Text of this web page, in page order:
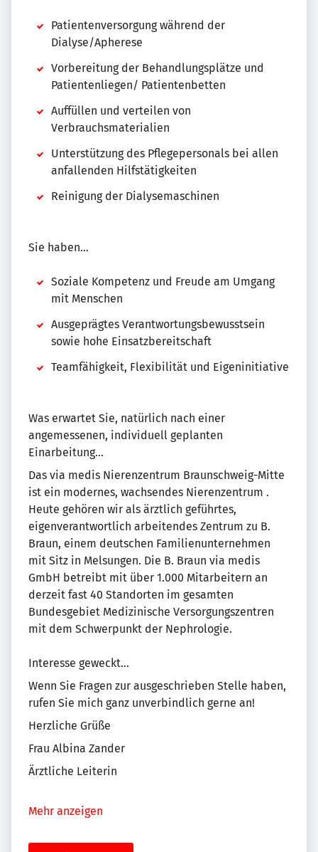
Patientenversorgung während der
Dialyse/Apherese
Vorbereitung der Behandlungsplätze und
Patientenliegen/ Patientenbetten
Auffüllen und verteilen von
Verbrauchsmaterialien
Unterstützung des Pflegepersonals bei allen
anfallenden Hilfstätigkeiten
Reinigung der Dialysemaschinen
Sie haben...
Soziale Kompetenz und Freude am Umgang
mit Menschen
Ausgeprägtes Verantwortungsbewusstsein
sowie hohe Einsatzbereitschaft
Teamfähigkeit, Flexibilität und Eigeninitiative
Was erwartet Sie, natürlich nach einer
angemessenen, individuell geplanten
Einarbeitung...
Das via medis Nierenzentrum Braunschweig-Mitte
ist ein modernes, wachsendes Nierenzentrum .
Heute gehören wir als ärztlich geführtes,
eigenverantwortlich arbeitendes Zentrum zu B.
Braun, einem deutschen Familienunternehmen
mit Sitz in Melsungen. Die B. Braun via medis
GmbH betreibt mit über 1.000 Mitarbeitern an
derzeit fast 40 Standorten im gesamten
Bundesgebiet Medizinische Versorgungszentren
mit dem Schwerpunkt der Nephrologie.
Interesse geweckt...
Wenn Sie Fragen zur ausgeschrieben Stelle haben,
rufen Sie mich ganz unverbindlich gerne an!
Herzliche Grüße
Frau Albina Zander
Ärztliche Leiterin
Mehr anzeigen